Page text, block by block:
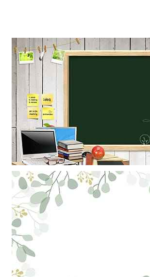
Mẫu thiết kế khung ảnh bục giảng giáo viên làm